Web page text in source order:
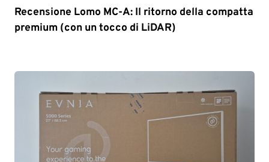
Recensione Lomo MC-A: Il ritorno della compatta
premium (con un tocco di LiDAR)